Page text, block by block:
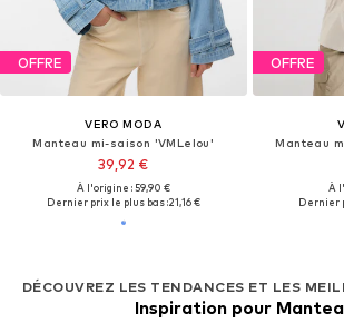
OFFRE
VERO MODA
Manteau mi-saison 'VMLelou'
39,92 €
À l'origine : 59,90 €
Dernier prix le plus bas :21,16 €
OFFRE
Manteau
À
Dernier
DÉCOUVREZ LES TENDANCES ET LES
Inspiration pour